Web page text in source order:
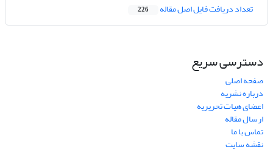
تعداد دریافت فایل اصل مقاله 226
دسترسی سریع
صفحه اصلی
درباره نشریه
اعضای هیات تحریریه
ارسال مقاله
تماس با ما
نقشه سایت